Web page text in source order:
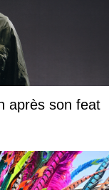
après son feat